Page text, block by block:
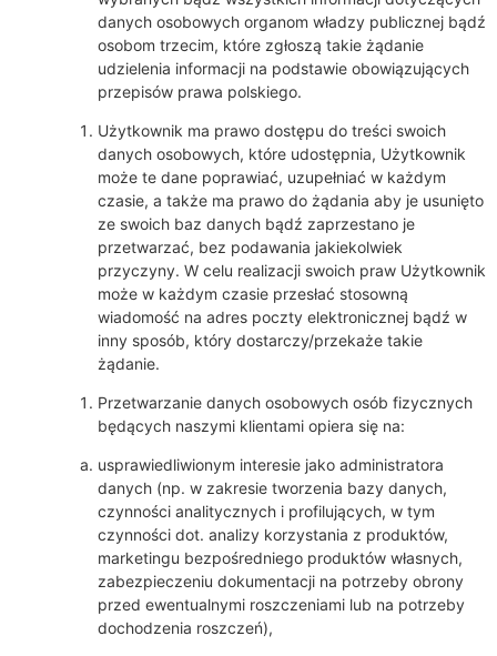
danych osobowych organom władzy publicznej bądź
osobom trzecim, które zgłoszą takie żądanie
udzielenia informacji na podstawie obowiązujących
przepisów prawa polskiego.
Użytkownik ma prawo dostępu do treści swoich
danych osobowych, które udostępnia, Użytkownik
może te dane poprawiać, uzupełniać w każdym
czasie, a także ma prawo do żądania aby je usunięto
ze swoich baz danych bądź zaprzestano je
przetwarzać, bez podawania jakiekolwiek
przyczyny. W celu realizacji swoich praw Użytkownik
może w każdym czasie przesłać stosowną
wiadomość na adres poczty elektronicznej bądź w
inny sposób, który dostarczy/przekaże takie
żądanie.
Przetwarzanie danych osobowych osób fizycznych
będących naszymi klientami opiera się na:
usprawiedliwionym interesie jako administratora
danych (np. w zakresie tworzenia bazy danych,
czynności analitycznych i profilujących, w tym
czynności dot. analizy korzystania z produktów,
marketingu bezpośredniego produktów własnych,
zabezpieczeniu dokumentacji na potrzeby obrony
przed ewentualnymi roszczeniami lub na potrzeby
dochodzenia roszczeń),